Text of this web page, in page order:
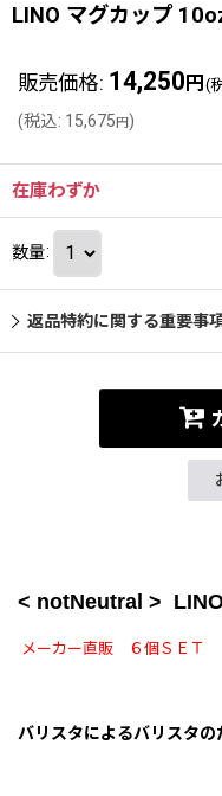
LINO マグカップ
販売価格: 14,250 円 (
(税込: 15,675円)
在庫わずか
数量:
返品特約に関する重要事
< notNeutral >
メーカー直販 ６個ＳＥＴ
バリスタによるバリスタ